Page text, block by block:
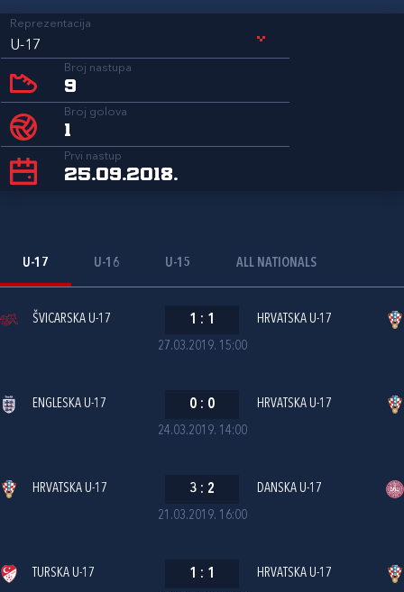
Reprezentacija
U-17
Broj nastupa
9
Broj golova
1
Prvi nastup
25.09.2018.
U-17 U-16 U-15 ALL NATIONALS
27.03.2019. 15:00
ŠVICARSKA U-17 1 : 1 HRVATSKA U-17
24.03.2019. 14:00
ENGLESKA U-17 0 : 0 HRVATSKA U-17
21.03.2019. 16:00
HRVATSKA U-17 3 : 2 DANSKA U-17
TURSKA U-17 1 : 1 HRVATSKA U-17